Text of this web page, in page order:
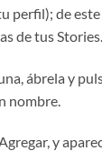
perfil); de
de tus Stories.
ábrela y
nombre.
y